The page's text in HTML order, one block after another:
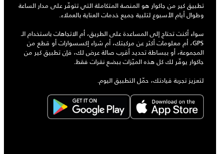
تطبيق كير من جاكوار هو المنصة المتكاملة التي تتوفّر على مدار الساعة
وطوال أيام الأسبوع لتلبية جميع خدمات العناية بالعملاء.
سواء أكنت تحتاج إلى المساعدة على الطريق، أم الاتجاهات باستخدام الـ
GPS، أم معلومات أكثر عن مركبتك، أم شراء إكسسوارات أو قطع من
المجموعة، أو ببساطة تحديد أقرب صالة عرض لك، فإن تطبيق كير من
جاكوار يوفّر لك كل هذه الميّزات ببضع نقرات فقط.
لتعزيز تجربة قيادتك، حمّل التطبيق اليوم.